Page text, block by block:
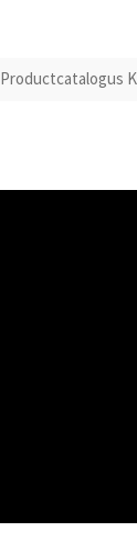
Productcatalogus